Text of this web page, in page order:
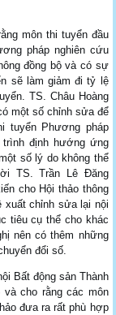
môn thi tuyển đầu
pháp nghiên cứu
đồng bộ và có sự
sẽ làm giảm đi tỷ lệ
TS. Châu Hoàng
một số chỉnh sửa để
tuyển Phương pháp
định hướng ứng
số lý do không thể
TS. Trần Lê Đăng
cho Hội thảo thông
xuất chỉnh sửa lại nội
tiêu cụ thể cho khác
nên có thêm những
đổi số.
Bất động sản Thành
cho rằng các môn
đưa ra rất phù hợp